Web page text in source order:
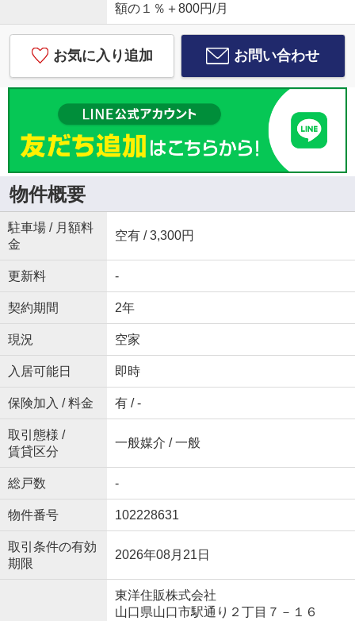
額の１％＋800円/月
お気に入り追加 お問い合わせ
物件概要
駐車場 / 月額料
金
空有 / 3,300円
更新料 -
契約期間 2年
現況 空家
入居可能日 即時
保険加入 / 料金 有 / -
取引態様 /
賃貸区分
一般媒介 / 一般
総戸数 -
物件番号 102228631
取引条件の有効
期限
2026年08月21日
東洋住販株式会社
山口県山口市駅通り２丁目７－１６